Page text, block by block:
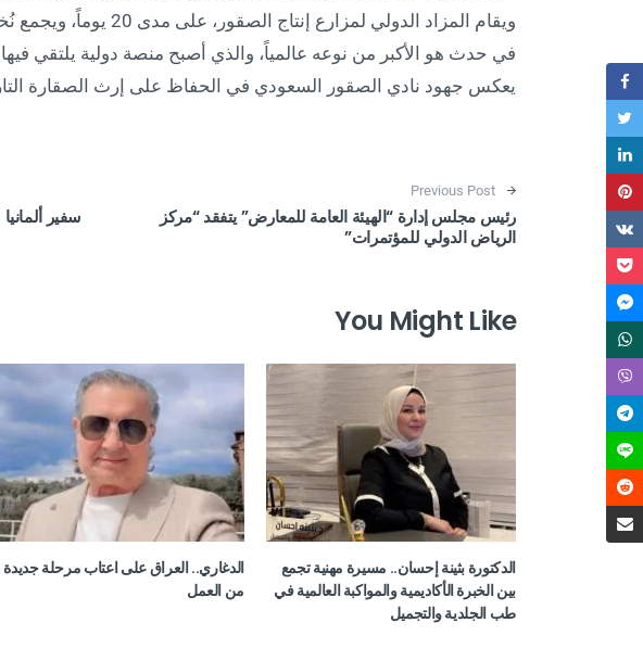
ويقام المزاد الدولي
في حدث هو الأكبر من نوعه عالمياً، والذي أصبح منصة دولية يلتقي
يعكس جهود نادي الصقور السعودي في الحفاظ على إرث الصقارة
Post navigation
Previous Post
رئيس مجلس إدارة “الهيئة العامة للمعارض” يتفقد “مركز
الرياض الدولي للمؤتمرات”
سفير
You Might Like
الدكتورة بثينة إحسان.. مسيرة مهنية تجمع
بين الخبرة الأكاديمية والمواكبة العالمية في
طب الجلدية والتجميل
الدغاري.. العراق على اعتاب مرحلة جديدة
من العمل